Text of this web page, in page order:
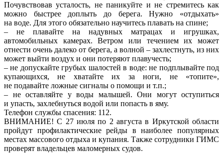
Почувствовав усталость, не паникуйте и не стремитесь как
можно быстрее доплыть до берега. Нужно «отдыхать»
на воде. Для этого обязательно научитесь плавать на спине;
– не плавайте на надувных матрацах и игрушках,
автомобильных камерах. Ветром или течением их может
отнести очень далеко от берега, а волной – захлестнуть, из них
может выйти воздух и они потеряют плавучесть;
– не допускайте грубых шалостей в воде: не подплывайте под
купающихся, не хватайте их за ноги, не «топите»,
не подавайте ложные сигналы о помощи и т.п.;
– не оставляйте у воды малышей. Они могут оступиться
и упасть, захлебнуться водой или попасть в яму.
Телефон службы спасения: 112.
ВНИМАНИЕ! С 27 июля по 2 августа в Иркутской области
пройдут профилактические рейды в наиболее популярных
местах массового отдыха и купания. Также сотрудники ГИМС
проверят владельцев маломерных судов.